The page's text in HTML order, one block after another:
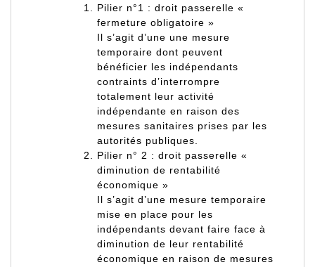
Pilier n°1 : droit passerelle «
fermeture obligatoire »
Il s’agit d’une une mesure
temporaire dont peuvent
bénéficier les indépendants
contraints d’interrompre
totalement leur activité
indépendante en raison des
mesures sanitaires prises par les
autorités publiques.
Pilier n° 2 : droit passerelle «
diminution de rentabilité
économique »
Il s’agit d’une mesure temporaire
mise en place pour les
indépendants devant faire face à
diminution de leur rentabilité
économique en raison de mesures